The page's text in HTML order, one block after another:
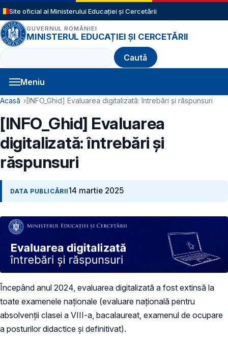
Sari la conținutul principal
Site oficial al Ministerului Educației și Cercetării
GUVERNUL ROMÂNIEI
MINISTERUL EDUCAȚIEI ȘI CERCETĂRII
Caută
Meniu
Navigație principală
Cale de navigare
Acasă [INFO_Ghid] Evaluarea digitalizată: întrebări și răspunsuri
[INFO_Ghid] Evaluarea
digitalizată: întrebări și
răspunsuri
DATA PUBLICĂRII14 martie 2025
Începând anul 2024, evaluarea digitalizată a fost extinsă la
toate examenele naționale (evaluare națională pentru
absolvenții clasei a VIII-a, bacalaureat, examenul de ocupare
a posturilor didactice și definitivat).